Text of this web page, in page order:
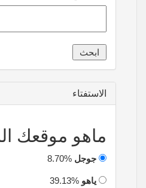
الاستفتاء
ماهو موقعك
جوجل
ياهو